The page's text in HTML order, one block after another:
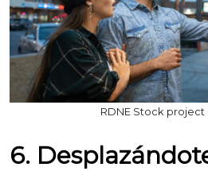
RDNE Stock project
6.